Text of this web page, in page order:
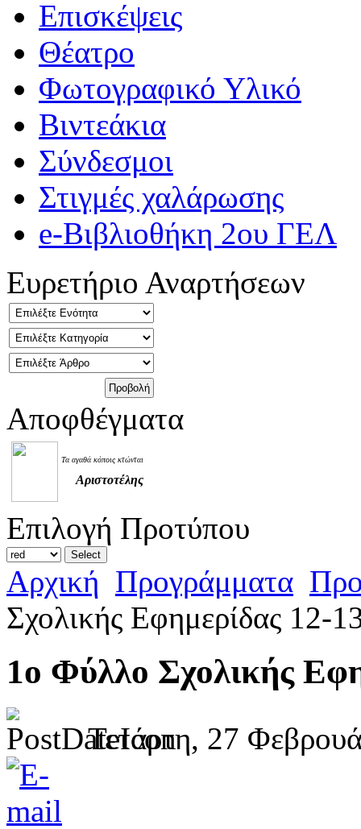
Επισκέψεις
Θέατρο
Φωτογραφικό Υλικό
Βιντεάκια
Σύνδεσμοι
Στιγμές χαλάρωσης
e-Βιβλιοθήκη 2ου ΓΕΛ
Ευρετήριο Αναρτήσεων
Αποφθέγματα
Τα αγαθά κόποις κτώνται
Αριστοτέλης
Επιλογή Προτύπου
Αρχική Προγράμματα
Σχολικής Εφημερίδας 12-
1ο Φύλλο Σχολικής
Τετάρτη, 27